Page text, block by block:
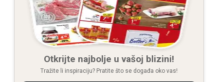
Otkrijte najbolje u vašoj blizini!
Tražite li inspiraciju? Pratite što se događa oko vas!